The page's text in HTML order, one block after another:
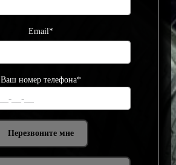
Email*
Ваш номер телефона*